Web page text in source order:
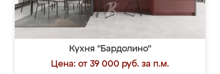
Кухня "Бардолино"
Цена: от 39 000 руб. за п.м.